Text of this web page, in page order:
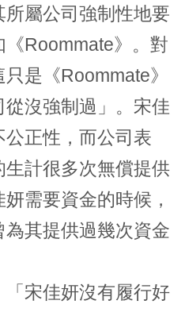
屬公司強制性地要
Roommate》。對
是《Roommate》
沒強制過」。宋佳
正性，而公司表
計很多次無償提供
需要資金的時候，
其提供過幾次資金
宋佳妍沒有履行好